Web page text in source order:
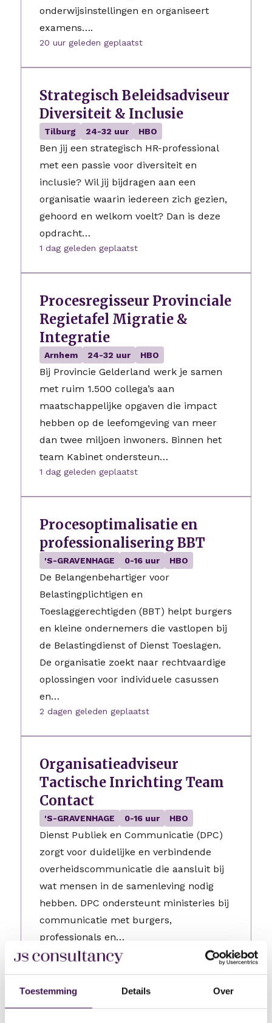
Toestemming Details Over
onderwijsinstellingen en organiseert
examens….
20 uur geleden geplaatst
Strategisch Beleidsadviseur
Diversiteit & Inclusie
Tilburg 24-32 uur HBO
Ben jij een strategisch HR-professional
met een passie voor diversiteit en
inclusie? Wil jij bijdragen aan een
organisatie waarin iedereen zich gezien,
gehoord en welkom voelt? Dan is deze
opdracht…
1 dag geleden geplaatst
Procesregisseur Provinciale
Regietafel Migratie &
Integratie
Arnhem 24-32 uur HBO
Bij Provincie Gelderland werk je samen
met ruim 1.500 collega’s aan
maatschappelijke opgaven die impact
hebben op de leefomgeving van meer
dan twee miljoen inwoners. Binnen het
team Kabinet ondersteun…
1 dag geleden geplaatst
Procesoptimalisatie en
professionalisering BBT
'S-GRAVENHAGE 0-16 uur HBO
De Belangenbehartiger voor
Belastingplichtigen en
Toeslaggerechtigden (BBT) helpt burgers
en kleine ondernemers die vastlopen bij
de Belastingdienst of Dienst Toeslagen.
De organisatie zoekt naar rechtvaardige
oplossingen voor individuele casussen
en…
2 dagen geleden geplaatst
Organisatieadviseur
Tactische Inrichting Team
Contact
'S-GRAVENHAGE 0-16 uur HBO
Dienst Publiek en Communicatie (DPC)
zorgt voor duidelijke en verbindende
overheidscommunicatie die aansluit bij
wat mensen in de samenleving nodig
hebben. DPC ondersteunt ministeries bij
communicatie met burgers,
professionals en…
2 dagen geleden geplaatst
Werkcoach